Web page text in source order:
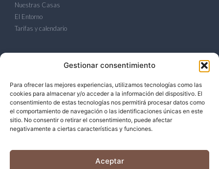
Gestionar consentimiento
Para ofrecer las mejores experiencias, utilizamos tecnologías como las
cookies para almacenar y/o acceder a la información del dispositivo. El
consentimiento de estas tecnologías nos permitirá procesar datos como
el comportamiento de navegación o las identificaciones únicas en este
sitio. No consentir o retirar el consentimiento, puede afectar
negativamente a ciertas características y funciones.
Aceptar
Nuestras Casas
El Entorno
Tarifas y calendario
Política de Cookies
Aviso Legal
CONTACTO
rural@casitasdelarcoiris.com